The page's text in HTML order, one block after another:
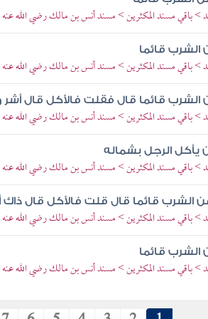
> باقي مسند المكثرين > مسند أنس بن مالك رضي الله عنه
الشرب قائما
> باقي مسند المكثرين > مسند أنس بن مالك رضي الله عنه
الشرب قائما قال فقلت فالأكل قال أشر
> باقي مسند المكثرين > مسند أنس بن مالك رضي الله عنه
يأكل الرجل بشماله
> باقي مسند المكثرين > مسند أنس بن مالك رضي الله عنه
الشرب قائما قال قلت فالأكل قال ذاك
> باقي مسند المكثرين > مسند أنس بن مالك رضي الله عنه
الشرب قائما
> باقي مسند المكثرين > مسند أنس بن مالك رضي الله عنه